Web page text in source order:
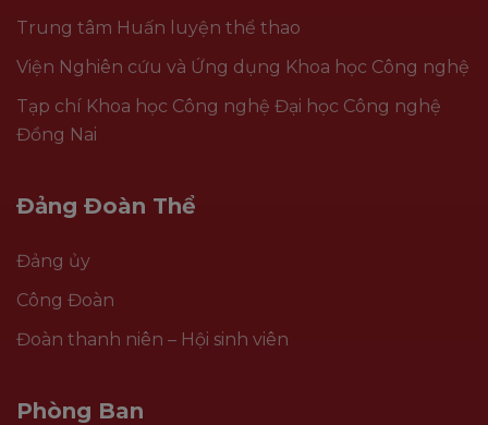
Trung tâm Huấn luyện thể thao
Viện Nghiên cứu và Ứng dụng Khoa học Công nghệ
Tạp chí Khoa học Công nghệ Đại học Công nghệ
Đồng Nai
Đảng Đoàn Thể
Đảng ủy
Công Đoàn
Đoàn thanh niên – Hội sinh viên
Phòng Ban